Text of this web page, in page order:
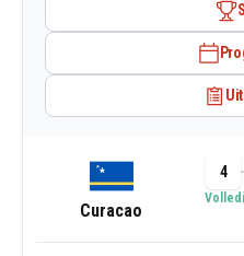
Curacao
4